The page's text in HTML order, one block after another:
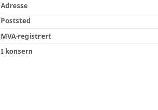
Adresse
Poststed
MVA-registrert
I konsern